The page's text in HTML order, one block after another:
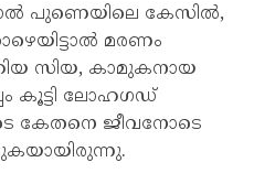
പുണെയിലെ കേസിൽ,
മരണം
സിയ, കാമുകനായ
കൂട്ടി ലോഹഗഡ്
കേതനെ ജീവനോടെ